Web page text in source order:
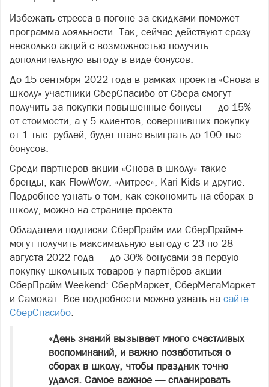
Избежать стресса в погоне за скидками поможет
программа лояльности. Так, сейчас действуют сразу
несколько акций с возможностью получить
дополнительную выгоду в виде бонусов.
До 15 сентября 2022 года в рамках проекта «Снова в
школу» участники СберСпасибо от Сбера смогут
получить за покупки повышенные бонусы — до 15%
от стоимости, а у 5 клиентов, совершивших покупку
от 1 тыс. рублей, будет шанс выиграть до 100 тыс.
бонусов.
Среди партнеров акции «Снова в школу» такие
бренды, как FlowWow, «Литрес», Kari Kids и другие.
Подробнее узнать о том, как сэкономить на сборах в
школу, можно на странице проекта.
Обладатели подписки СберПрайм или СберПрайм+
могут получить максимальную выгоду с 23 по 28
августа 2022 года — до 30% бонусами за первую
покупку школьных товаров у партнёров акции
СберПрайм Weekend: СберМаркет, СберМегаМаркет
и Самокат. Все подробности можно узнать на сайте
СберСпасибо.
«День знаний вызывает много счастливых
воспоминаний, и важно позаботиться о
сборах в школу, чтобы праздник точно
удался. Самое важное — спланировать